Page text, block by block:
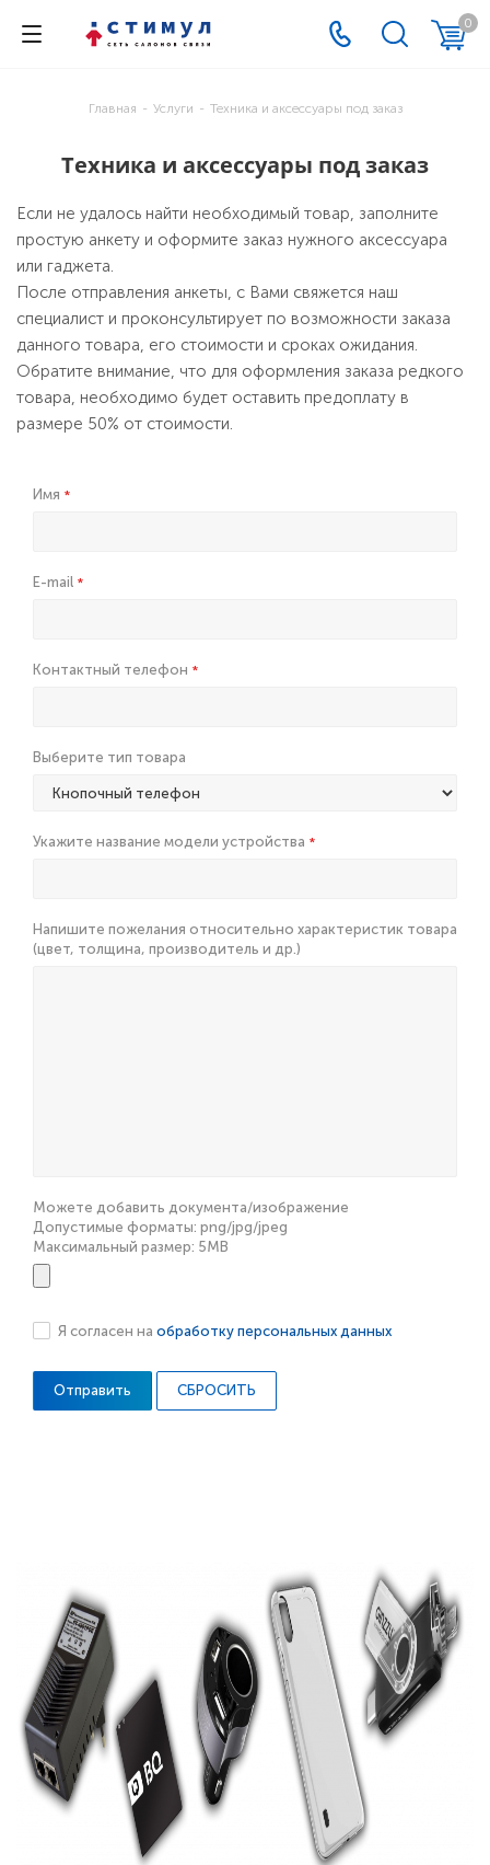
0
Главная - Услуги - Техника и аксессуары под заказ
Техника и аксессуары под заказ
Если не удалось найти необходимый товар, заполните
простую анкету и оформите заказ нужного аксессуара
или гаджета.
После отправления анкеты, с Вами свяжется наш
специалист и проконсультирует по возможности заказа
данного товара, его стоимости и сроках ожидания.
Обратите внимание, что для оформления заказа редкого
товара, необходимо будет оставить предоплату в
размере 50% от стоимости.
Имя *
E-mail *
Контактный телефон *
Выберите тип товара
Укажите название модели устройства *
Напишите пожелания относительно характеристик товара
(цвет, толщина, производитель и др.)
Можете добавить документа/изображение
Допустимые форматы: png/jpg/jpeg
Максимальный размер: 5MB
Я согласен на обработку персональных данных
СБРОСИТЬ